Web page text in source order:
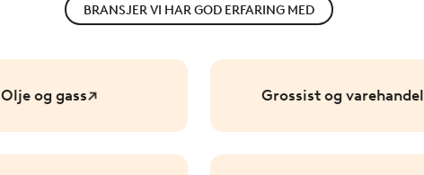
BRANSJER VI HAR GOD ERFARING MED
Olje og gass Grossist og varehandel